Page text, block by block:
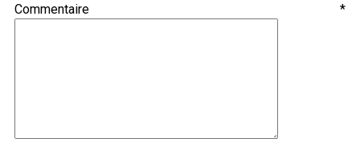
Commentaire *